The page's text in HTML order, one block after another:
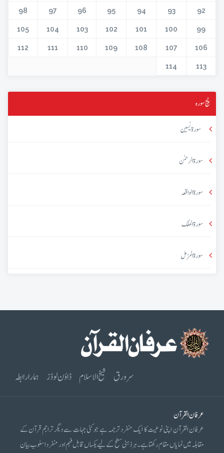
92
93
94
95
96
97
98
99
100
101
102
103
104
105
106
107
108
109
110
111
112
113
114
پنج سورہ
سورۃ یٰسین
سورۃ الرحمٰن
سورۃ الواقعہ
سورۃ الملک
سورۃ المزمل
سرورق شیخ الاسلام ڈاؤن لوڈز ہمارا رابطہ
عرفان القرآن
عرفان القرآن اپنی نوعیت کا ایک منفرد ترجمہ ہے جو کئی جہات سے دیگر تراجم قرآن کے
مقابلہ میں نمایاں مقام رکھتا ہے۔ ہر ذہنی سطح کے لیے یکساں قابل فہم اور منفرد اسلوب بیان